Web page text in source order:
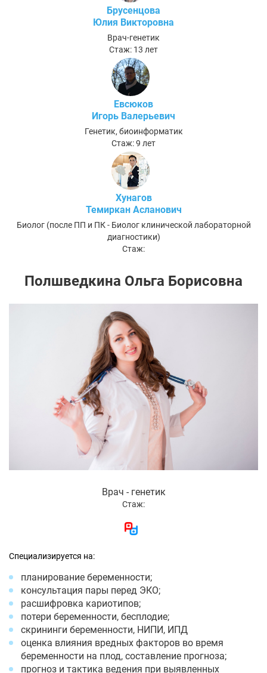
Брусенцова
Юлия Викторовна
Врач-генетик
Стаж: 13 лет
Евсюков
Игорь Валерьевич
Генетик, биоинформатик
Стаж: 9 лет
Хунагов
Темиркан Асланович
Биолог (после ПП и ПК - Биолог клинической лабораторной
диагностики)
Стаж:
Полшведкина Ольга Борисовна
Врач - генетик
Стаж:
Специализируется на:
планирование беременности;
консультация пары перед ЭКО;
расшифровка кариотипов;
потери беременности, бесплодие;
скрининги беременности, НИПИ, ИПД
оценка влияния вредных факторов во время
беременности на плод, составление прогноза;
прогноз и тактика ведения при выявленных